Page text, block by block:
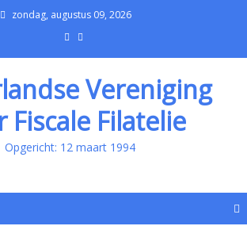
zondag, augustus 09, 2026
Vereniging
Fiscale Filatelie
Opgericht: 12 maart 1994